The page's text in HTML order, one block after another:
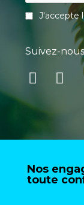
J'accepte
Suivez-
Nos
toute